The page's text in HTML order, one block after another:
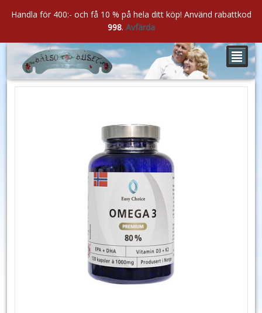
²
Handla för 400:- och få 10 % på hela ditt köp! Använd rabattkod
998. Avfärda